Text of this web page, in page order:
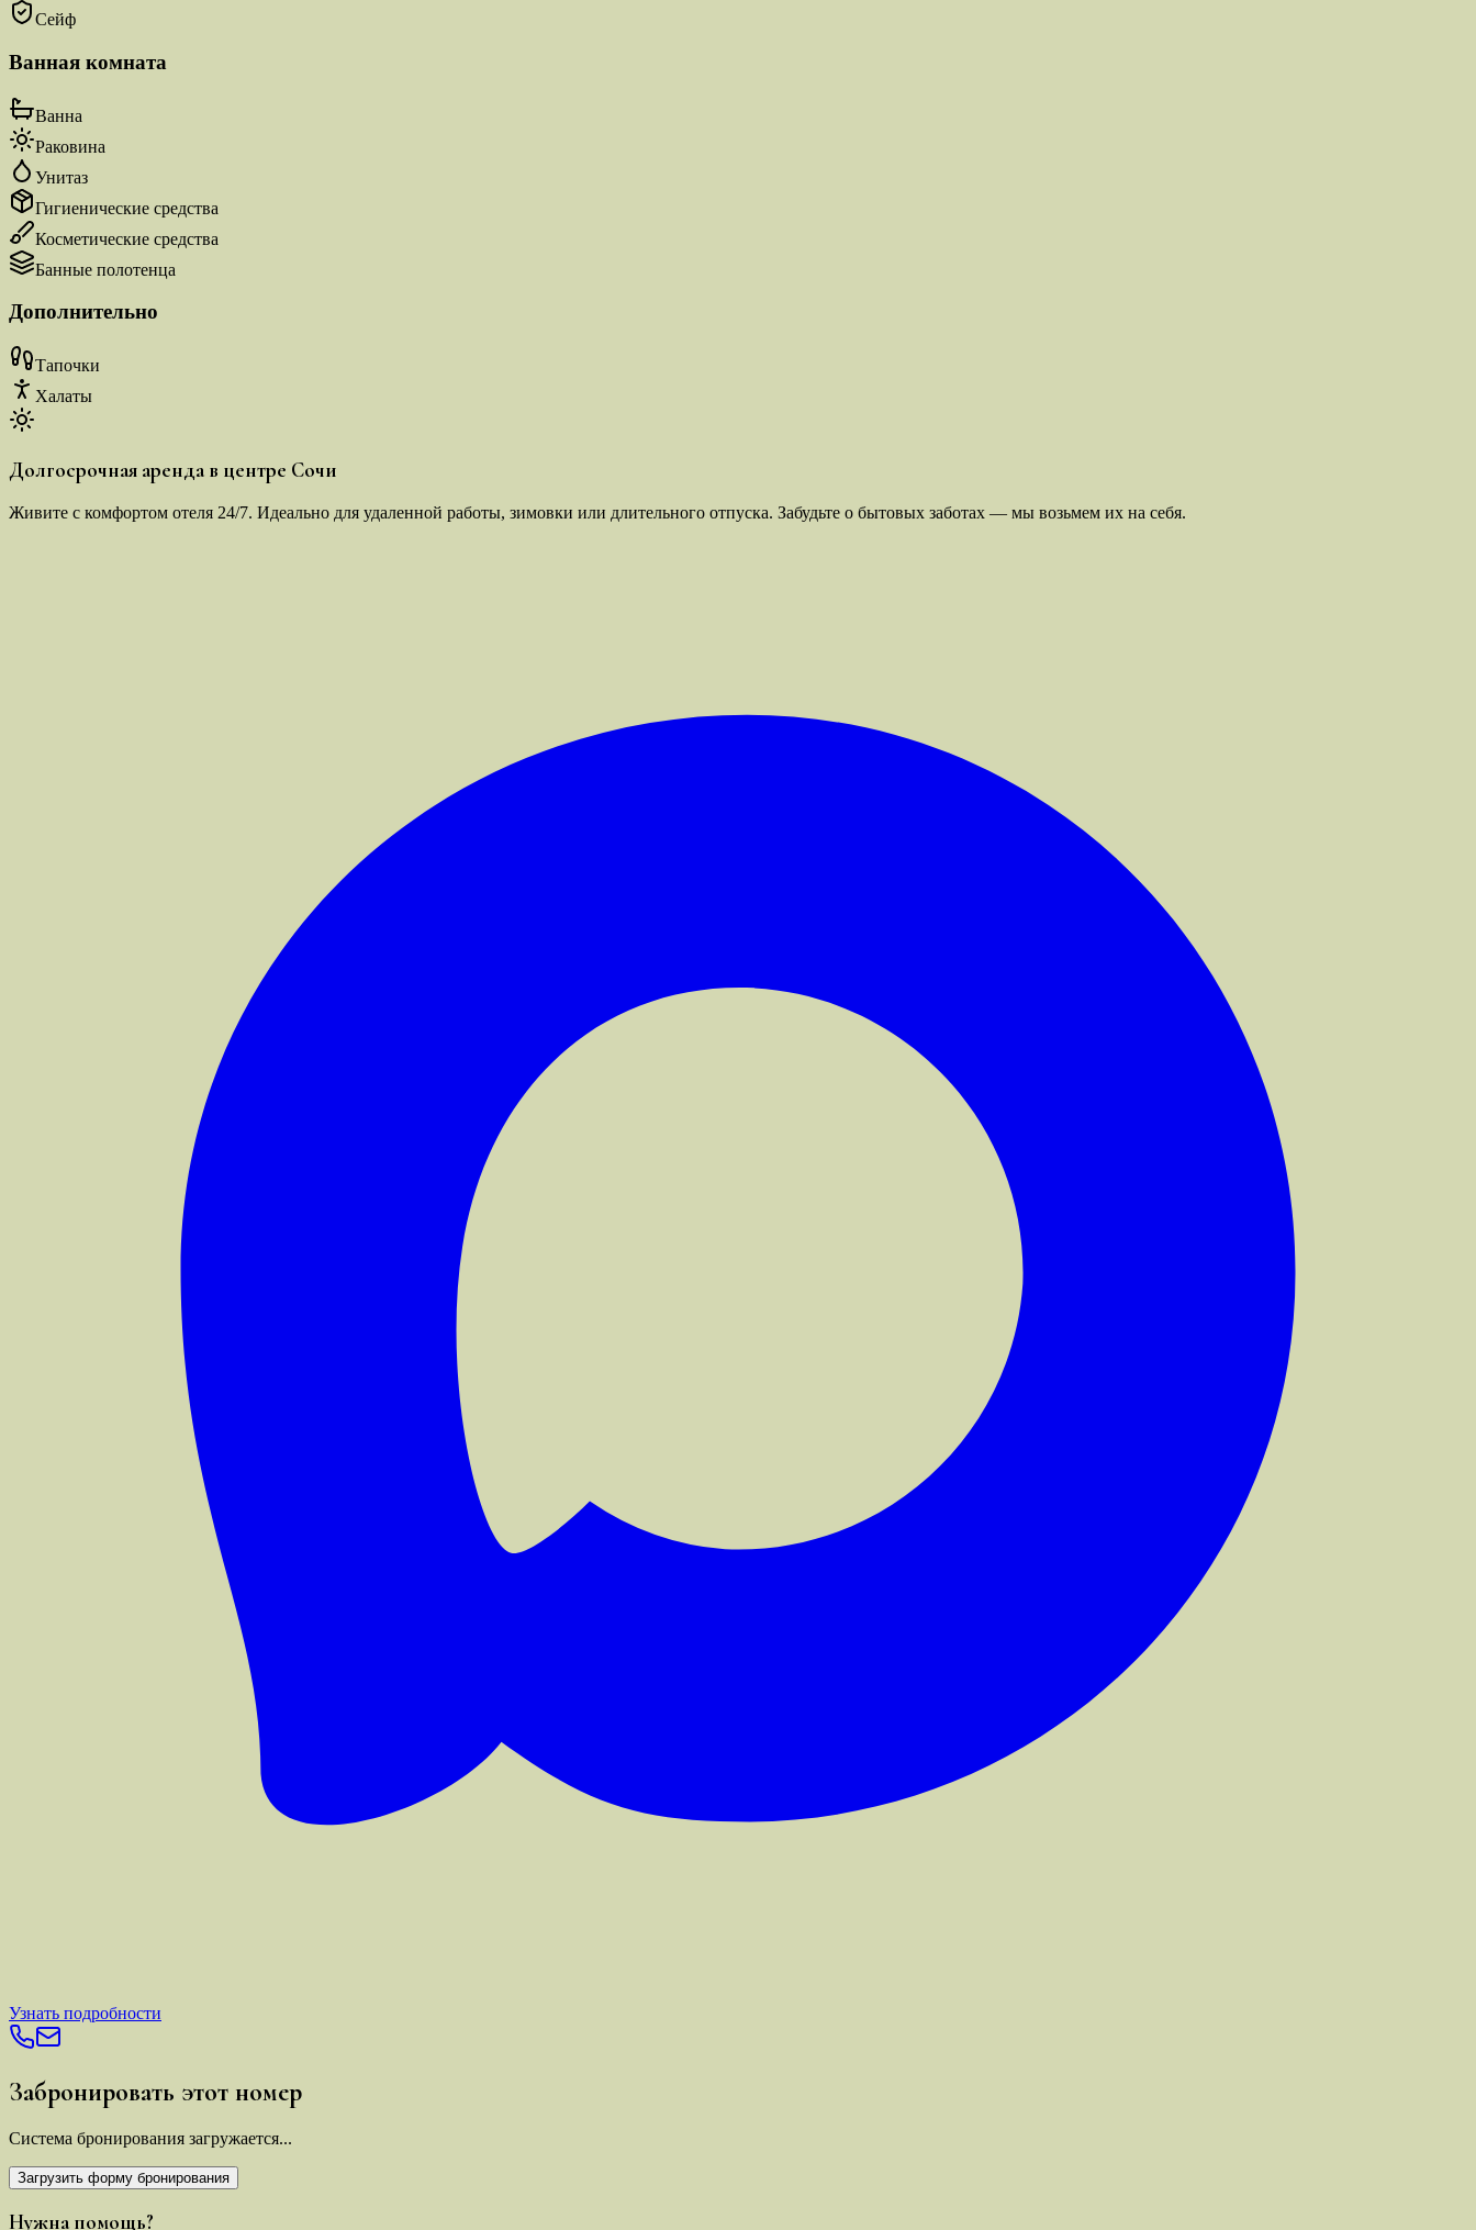
Сейф
Ванная комната
Ванна
Раковина
Унитаз
Гигиенические средства
Косметические средства
Банные полотенца
Дополнительно
Тапочки
Халаты
Долгосрочная аренда в центре Сочи
Живите с комфортом отеля 24/7. Идеально для удаленной работы, зимовки или длительного отпуска. Забудьте о бытовых заботах — мы возьмем их на себя.
Узнать подробности
Забронировать этот номер
Система бронирования загружается...
Загрузить форму бронирования
Нужна помощь?